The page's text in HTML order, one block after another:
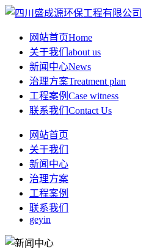
网站首页Home
关于我们 about us
新闻中心News
治理方案Treatment plan
工程案例 Case witness
联系我们 Contact Us
网站首页
关于我们
新闻中心
治理方案
工程案例
联系我们
geyin